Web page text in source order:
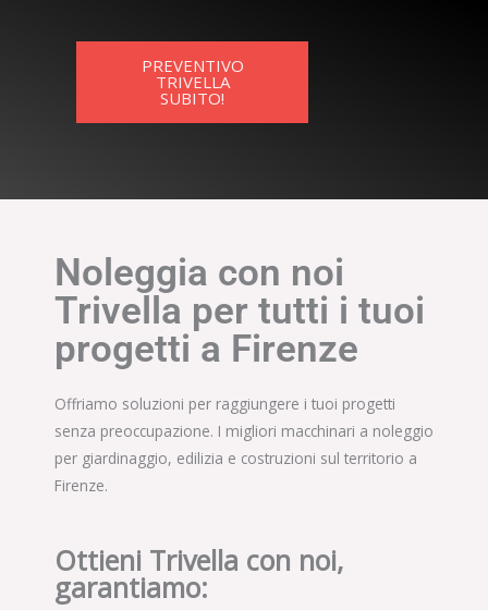
PREVENTIVO
TRIVELLA
SUBITO!
Noleggia con noi
Trivella per tutti i tuoi
progetti a Firenze
Offriamo soluzioni per raggiungere i tuoi progetti
senza preoccupazione. I migliori macchinari a noleggio
per giardinaggio, edilizia e costruzioni sul territorio a
Firenze.
Ottieni Trivella con noi,
garantiamo: